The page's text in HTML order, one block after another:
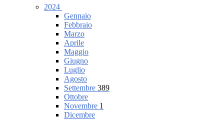
2024
Gennaio
Febbraio
Marzo
Aprile
Maggio
Giugno
Luglio
Agosto
Settembre 389
Ottobre
Novembre 1
Dicembre